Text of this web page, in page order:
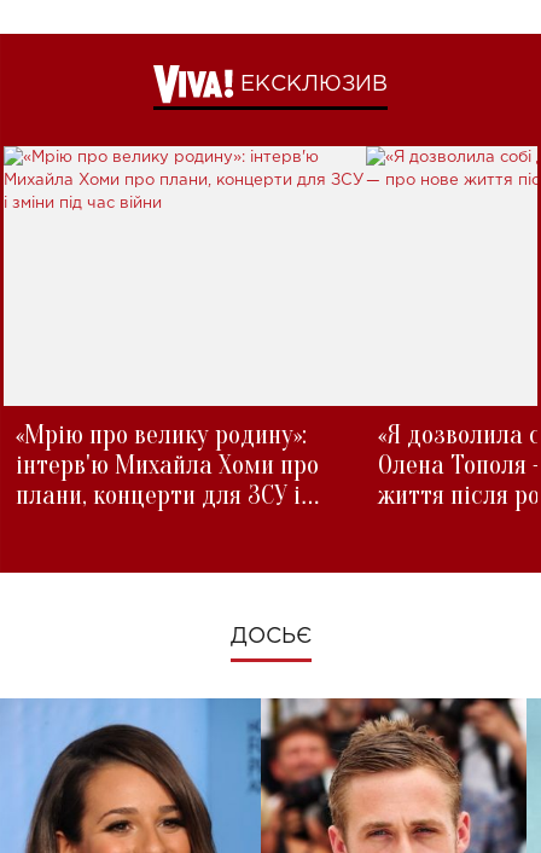
ЕКСКЛЮЗИВ
«Мрію про велику родину»:
інтерв'ю Михайла Хоми про
плани, концерти для ЗСУ і
«Я дозволила
Олена Тополя
життя після
ДОСЬЄ